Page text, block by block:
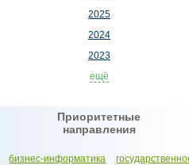
2025
2024
2023
ещё
Приоритетные
направления
бизнес-информатика